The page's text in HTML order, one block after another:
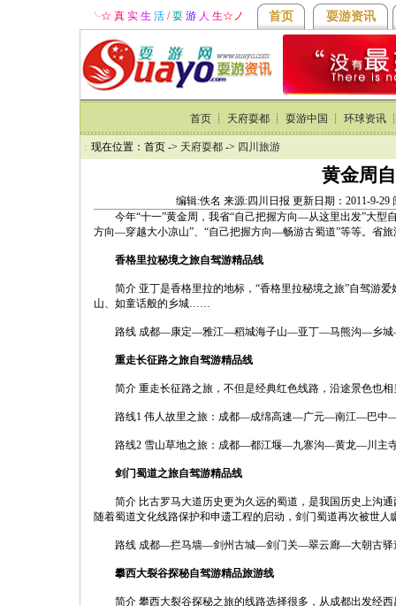
╰☆ 真 实 生 活 /耍 游人 生☆ ノ 首页 耍游资讯
首页 ┊ 天府耍都 ┊ 耍游中国 ┊ 环球资讯
： 现在位置：首页 -> 天府耍都 -> 四川旅游
黄金周
编辑:佚名 来源:四川日报 更新日期：2011-9-29
今年“十一”黄金周，我省“自己把握方向—从这里出发”大型
方向—穿越大小凉山”、“自己把握方向—畅游古蜀道”等等。省
香格里拉秘境之旅自驾游精品线
简介 亚丁是香格里拉的地标，“香格里拉秘境之旅”自驾游爱
山、如童话般的乡城……
路线 成都—康定—雅江—稻城海子山—亚丁—马熊沟—乡
重走长征路之旅自驾游精品线
简介 重走长征路之旅，不但是经典红色线路，沿途景色也相
路线1 伟人故里之旅：成都—成绵高速—广元—南江—巴
路线2 雪山草地之旅：成都—都江堰—九寨沟—黄龙—川主
剑门蜀道之旅自驾游精品线
简介 比古罗马大道历史更为久远的蜀道，是我国历史上沟通
随着蜀道文化线路保护和申遗工程的启动，剑门蜀道再次被世
路线 成都—拦马墙—剑州古城—剑门关—翠云廊—大朝古
攀西大裂谷探秘自驾游精品旅游线
简介 攀西大裂谷探秘之旅的线路选择很多，从成都出发经西